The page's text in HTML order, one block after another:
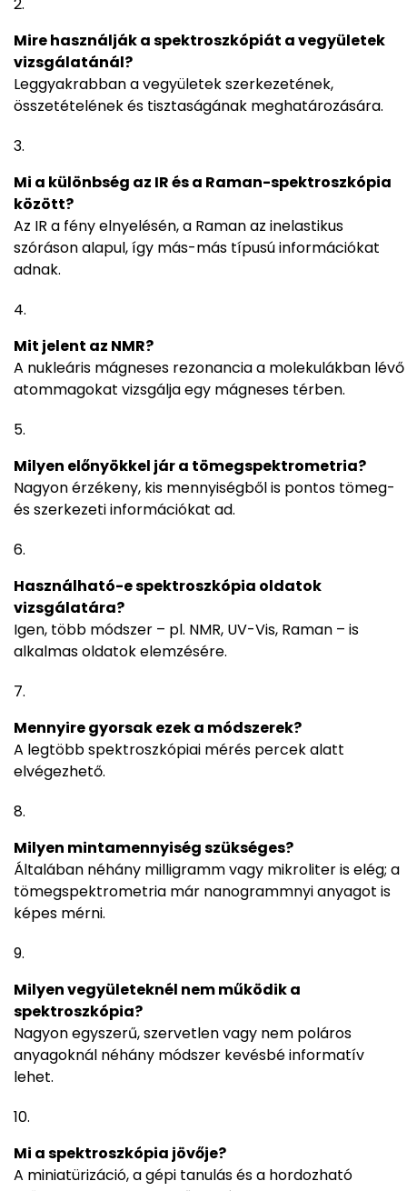
Mire használják a spektroszkópiát a vegyületek
vizsgálatánál?
Leggyakrabban a vegyületek szerkezetének,
összetételének és tisztaságának meghatározására.
Mi a különbség az IR és a Raman-spektroszkópia
között?
Az IR a fény elnyelésén, a Raman az inelastikus
szóráson alapul, így más-más típusú információkat
adnak.
Mit jelent az NMR?
A nukleáris mágneses rezonancia a molekulákban lévő
atommagokat vizsgálja egy mágneses térben.
Milyen előnyökkel jár a tömegspektrometria?
Nagyon érzékeny, kis mennyiségből is pontos tömeg-
és szerkezeti információkat ad.
Használható-e spektroszkópia oldatok
vizsgálatára?
Igen, több módszer – pl. NMR, UV-Vis, Raman – is
alkalmas oldatok elemzésére.
Mennyire gyorsak ezek a módszerek?
A legtöbb spektroszkópiai mérés percek alatt
elvégezhető.
Milyen mintamennyiség szükséges?
Általában néhány milligramm vagy mikroliter is elég; a
tömegspektrometria már nanogrammnyi anyagot is
képes mérni.
Milyen vegyületeknél nem működik a
spektroszkópia?
Nagyon egyszerű, szervetlen vagy nem poláros
anyagoknál néhány módszer kevésbé informatív
lehet.
Mi a spektroszkópia jövője?
A miniatürizáció, a gépi tanulás és a hordozható